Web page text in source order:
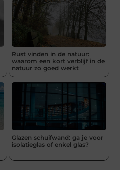
Rust vinden in de natuur:
waarom een kort verblijf in de
natuur zo goed werkt
Glazen schuifwand: ga je voor
isolatieglas of enkel glas?